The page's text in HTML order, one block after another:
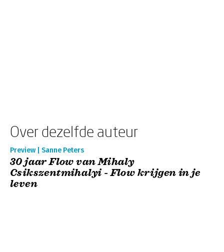
Over dezelfde auteur
Preview | Sanne Peters
30 jaar Flow van Mihaly
Csikszentmihalyi - Flow krijgen in je
leven